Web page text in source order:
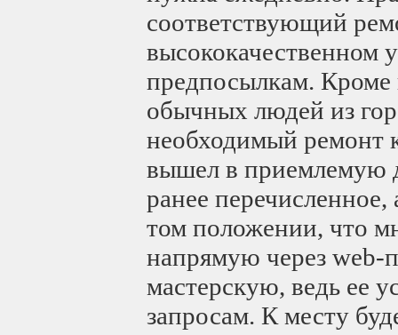
соответствующий
высококачественном
предпосылкам. Кроме
обычных людей из
необходимый ремонт
вышел в приемлемую
ранее
том положении, что
напрямую через web-
мастерскую, ведь ее
запросам. К месту